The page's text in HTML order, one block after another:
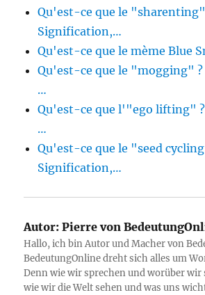
Qu'est-ce que le
Signification,…
Qu'est-ce que le mème Blue
Qu'est-ce que le "mogging"
…
Qu'est-ce que l'"ego lifting"
…
Qu'est-ce que le "seed
Signification,…
Autor: Pierre von
Hallo, ich bin Autor und Macher von
BedeutungOnline dreht sich alles um
Denn wie wir sprechen und worüber
wie wir die Welt sehen und was uns